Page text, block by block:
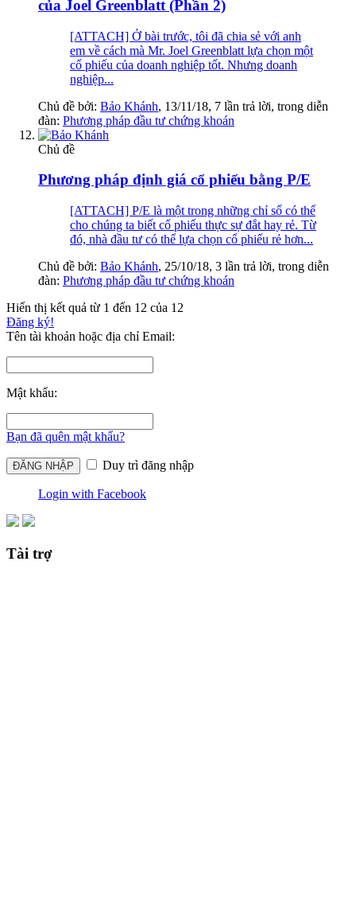
của Joel Greenblatt (Phần 2)
[ATTACH] Ở bài trước, tôi đã chia sẻ với anh
em về cách mà Mr. Joel Greenblatt lựa chọn một
cổ phiếu của doanh nghiệp tốt. Nhưng doanh
nghiệp...
Chủ đề bởi: Bảo Khánh, 13/11/18, 7 lần trả lời, trong diễn
đàn: Phương pháp đầu tư chứng khoán
Chủ đề
Phương pháp định giá cổ phiếu bằng P/E
[ATTACH] P/E là một trong những chỉ số có thể
cho chúng ta biết cổ phiếu thực sự đắt hay rẻ. Từ
đó, nhà đầu tư có thể lựa chọn cổ phiếu rẻ hơn...
Chủ đề bởi: Bảo Khánh, 25/10/18, 3 lần trả lời, trong diễn
đàn: Phương pháp đầu tư chứng khoán
Hiển thị kết quả từ 1 đến 12 của 12
Đăng ký!
Tên tài khoản hoặc địa chỉ Email:
Mật khẩu:
Bạn đã quên mật khẩu?
Duy trì đăng nhập
Login with Facebook
Tài trợ